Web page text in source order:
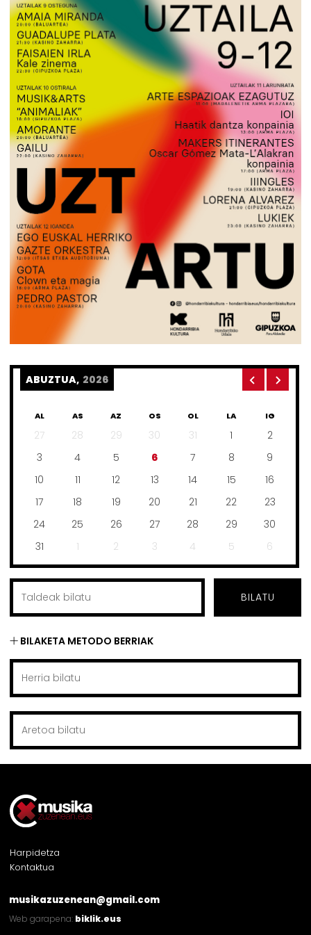
ABUZTUA, 2026
AL AS AZ OS OL LA IG
27 28 29 30 31 1
2
3
4 5 6 7 8
9
10
11 12 13 14 15
16
17
18 19 20 21 22
23
24
25 26 27 28 29
30
31
1 2 3 4 5 6
BILATU
BILAKETA METODO BERRIAK
Harpidetza
Kontaktua
musikazuzenean@gmail.com
Web garapena: biklik.eus